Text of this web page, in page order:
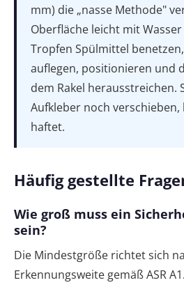
mm) die „nasse Methode"
Oberfläche leicht mit
Tropfen Spülmittel
auflegen, positionieren und
dem Rakel herausstreichen.
Aufkleber noch
haftet.
Häufig gestellte
Wie groß muss ein
sein?
Die Mindestgröße richtet sich
Erkennungsweite gemäß ASR